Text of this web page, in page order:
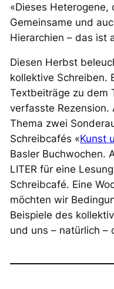
«Dieses Heterogene,
Gemeinsame und
Hierarchien – das ist
Diesen Herbst
kollektive Schreiben.
Textbeiträge zu dem
verfasste
Thema zwei
Schreibcafés «Kunst
Basler Buchwochen.
LITER für eine
Schreibcafé. Eine
möchten wir
Beispiele des
und uns – natürlich –